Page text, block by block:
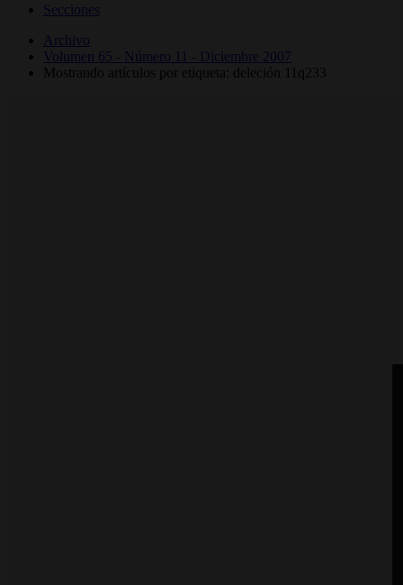
Secciones
Archivo
Volumen 65 - Número 11 - Diciembre 2007
Mostrando artículos por etiqueta: deleción 11q233